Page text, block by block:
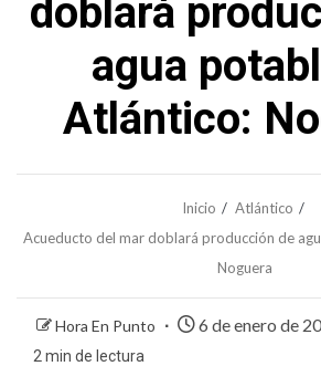
doblará
agua
Atlántico:
Inicio
Atlántico
Acueducto del mar doblará producción de
Noguera
Hora En Punto 6 de enero de
2 min de lectura